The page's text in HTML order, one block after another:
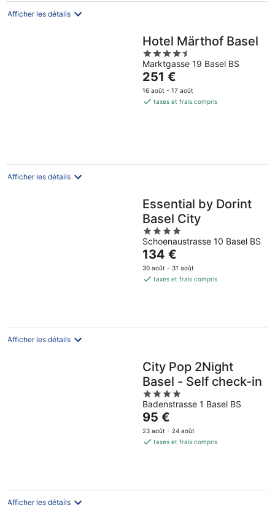
Afficher les détails
Hotel Märthof Basel
4.5
out
of
5
Marktgasse 19 Basel BS
Le
prix
est
251 €
16 août - 17 août
taxes et frais compris
Afficher les détails
Essential by Dorint
Basel City
4
out
of
5
Schoenaustrasse 10 Basel BS
Le
prix
est
nuit
134 €
30 août - 31 août
taxes et frais compris
Afficher les détails
City Pop 2Night
Basel - Self check-in
4
out
of
5
Badenstrasse 1 Basel BS
Le
prix
est
nuit
95 €
23 août - 24 août
taxes et frais compris
Afficher les détails